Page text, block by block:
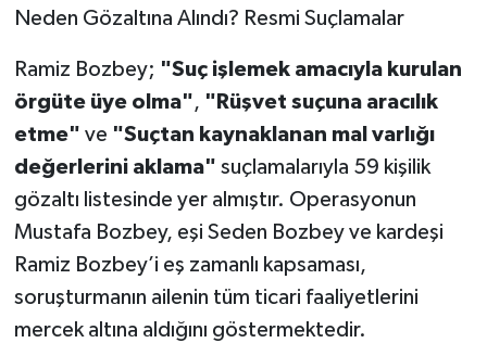
Neden Gözaltına Alındı? Resmi Suçlamalar
Ramiz Bozbey; "Suç işlemek amacıyla kurulan
örgüte üye olma", "Rüşvet suçuna aracılık
etme" ve "Suçtan kaynaklanan mal varlığı
değerlerini aklama" suçlamalarıyla 59 kişilik
gözaltı listesinde yer almıştır. Operasyonun
Mustafa Bozbey, eşi Seden Bozbey ve kardeşi
Ramiz Bozbey’i eş zamanlı kapsaması,
soruşturmanın ailenin tüm ticari faaliyetlerini
mercek altına aldığını göstermektedir.